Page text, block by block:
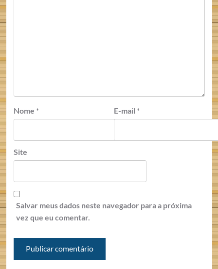
Nome * E-mail *
Site
Salvar meus dados neste navegador para a próxima
vez que eu comentar.